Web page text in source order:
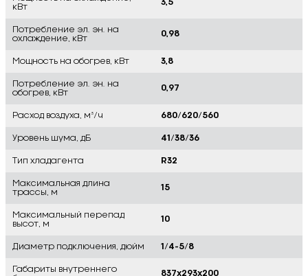
кВт
3,5
Потребление эл. эн. на
охлаждение, кВт
0,98
Мощность на обогрев, кВт 3,8
Потребление эл. эн. на
обогрев, кВт
0,97
Расход воздуха, м³/ч 680/620/560
Уровень шума, дБ 41/38/36
Тип хладагента R32
Максимальная длина
трассы, м
15
Максимальный перепад
высот, м
10
Диаметр подключения, дюйм 1/4-5/8
Габариты внутреннего
837x293x200